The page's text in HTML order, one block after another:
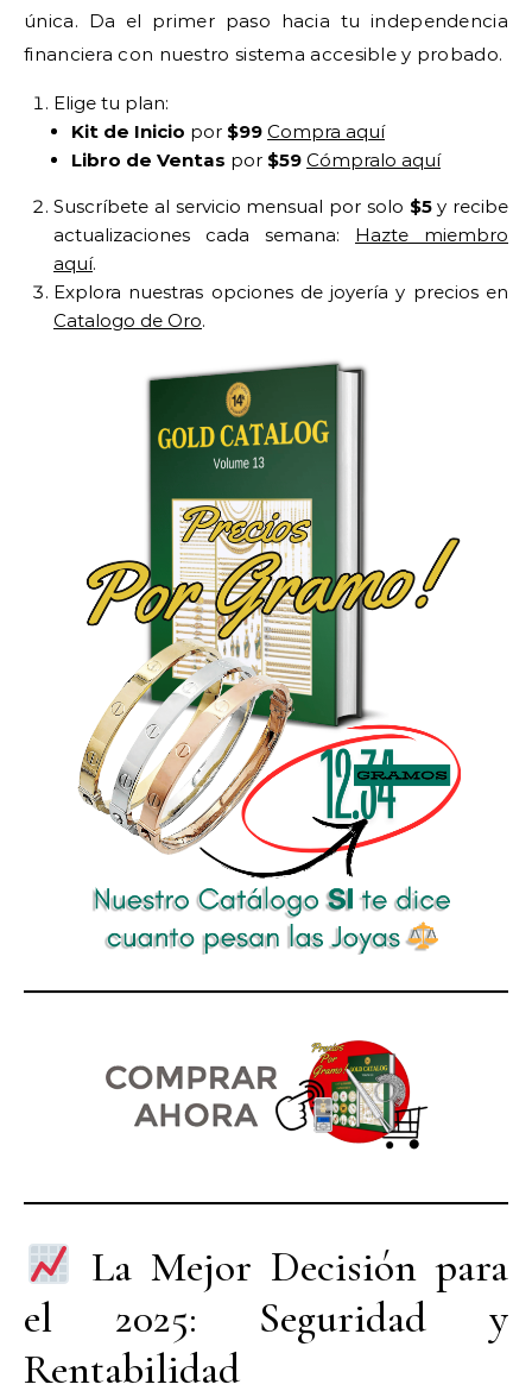
única. Da el primer paso hacia tu independencia
financiera con nuestro sistema accesible y probado.
Elige tu plan:
Kit de Inicio por $99 Compra aquí
Libro de Ventas por $59 Cómpralo aquí
Suscríbete al servicio mensual por solo $5y recibe
actualizaciones cada semana: Hazte miembro
aquí.
Explora nuestras opciones de joyería y precios en
Catalogo de Oro.
La Mejor Decisión para
el 2025: Seguridad y
Rentabilidad